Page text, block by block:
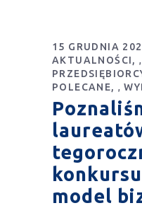
15 GRUDNIA
AKTUALNOŚCI
,
POLECANE
,
model